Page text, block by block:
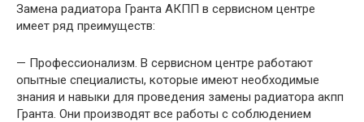
Замена радиатора Гранта АКПП в сервисном центре
имеет ряд преимуществ:
— Профессионализм. В сервисном центре работают
опытные специалисты, которые имеют необходимые
знания и навыки для проведения замены радиатора акпп
Гранта. Они производят все работы с соблюдением